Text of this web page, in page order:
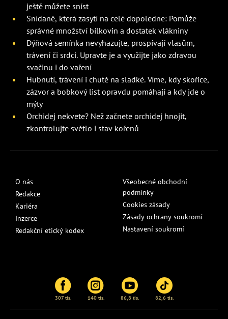
ještě můžete sníst
Snídaně, která zasytí na celé dopoledne: Pomůže
správné množství bílkovin a dostatek vlákniny
Dýňová semínka nevyhazujte, prospívají vlasům,
trávení či srdci. Upravte je a využijte jako zdravou
svačinu i do vaření
Hubnutí, trávení i chutě na sladké. Víme, kdy skořice,
zázvor a bobkový list opravdu pomáhají a kdy jde o
mýty
Orchidej nekvete? Než začnete orchidej hnojit,
zkontrolujte světlo i stav kořenů
O nás
Redakce
Kariéra
Inzerce
Redakční etický kodex
Všeobecné obchodní
podmínky
Cookies zásady
Zásady ochrany soukromí
Nastavení soukromí
307 tis. 140 tis. 86,8 tis. 82,6 tis.